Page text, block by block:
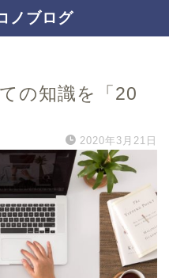
ブログ
の知識を「20
2020年3月21日